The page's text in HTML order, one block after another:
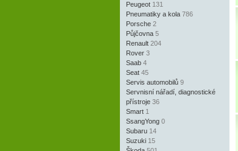
Peugeot 131
Pneumatiky a kola 786
Porsche 2
Půjčovna 5
Renault 204
Rover 3
Saab 4
Seat 45
Servis automobilů 9
Servnisní nářadí, diagnostické
přístroje 36
Smart 1
SsangYong 0
Subaru 14
Suzuki 15